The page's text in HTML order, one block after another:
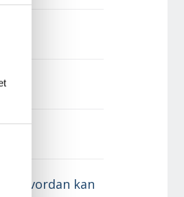
Hvordan kan